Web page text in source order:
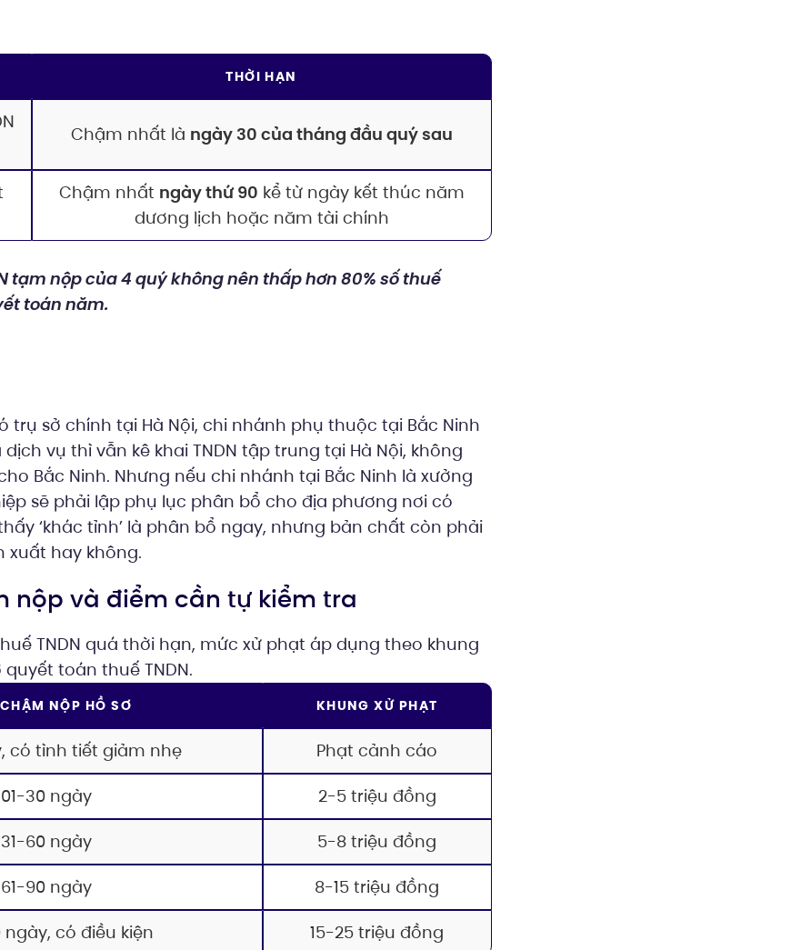
THỜI HẠN
Chậm nhất là ngày 30 của tháng đầu quý sau
Chậm nhất ngày thứ 90 kể từ ngày kết thúc năm
dương lịch hoặc năm tài chính
tạm nộp của 4 quý không nên thấp hơn 80% số thuế
toán năm.
trụ sở chính tại Hà Nội, chi nhánh phụ thuộc tại Bắc Ninh
vụ thì vẫn kê khai TNDN tập trung tại Hà Nội, không
Bắc Ninh. Nhưng nếu chi nhánh tại Bắc Ninh là xưởng
sẽ phải lập phụ lục phân bổ cho địa phương nơi có
‘khác tỉnh’ là phân bổ ngay, nhưng bản chất còn phải
xuất hay không.
nộp và điểm cần tự kiểm tra
TNDN quá thời hạn, mức xử phạt áp dụng theo khung
toán thuế TNDN.
NỘP HỒ SƠ KHUNG XỬ PHẠT
có tình tiết giảm nhẹ
Phạt cảnh cáo
01-30 ngày
2-5 triệu đồng
31-60 ngày
5-8 triệu đồng
61-90 ngày
8-15 triệu đồng
ngày, có điều kiện
15-25 triệu đồng